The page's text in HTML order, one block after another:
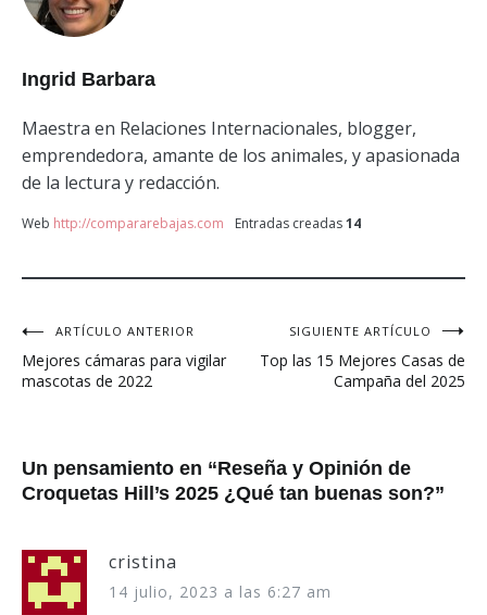
Ingrid Barbara
Maestra en Relaciones Internacionales, blogger,
emprendedora, amante de los animales, y apasionada
de la lectura y redacción.
Web http://compararebajas.com Entradas creadas14
Navegación
de
ARTÍCULO ANTERIOR
Mejores cámaras para vigilar
mascotas de 2022
SIGUIENTE ARTÍCULO
Top las 15 Mejores Casas de
Campaña del 2025
Un pensamiento en “Reseña y Opinión de
Croquetas Hill’s 2025 ¿Qué tan buenas son?”
cristina
14 julio, 2023 a las 6:27 am